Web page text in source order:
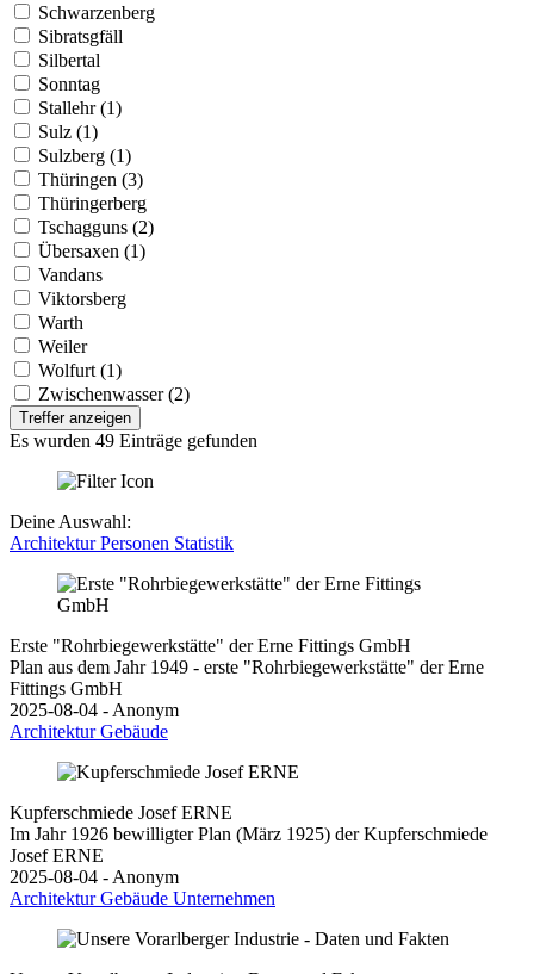
Schwarzenberg
Sibratsgfäll
Silbertal
Sonntag
Stallehr (1)
Sulz (1)
Sulzberg (1)
Thüringen (3)
Thüringerberg
Tschagguns (2)
Übersaxen (1)
Vandans
Viktorsberg
Warth
Weiler
Wolfurt (1)
Zwischenwasser (2)
Treffer anzeigen
Es wurden 49 Einträge gefunden
Deine Auswahl:
ArchitekturPersonen Statistik
Erste "Rohrbiegewerkstätte" der Erne Fittings GmbH
Plan aus dem Jahr 1949 - erste "Rohrbiegewerkstätte" der Erne
Fittings GmbH
2025-08-04 - Anonym
ArchitekturGebäude
Kupferschmiede Josef ERNE
Im Jahr 1926 bewilligter Plan (März 1925) der Kupferschmiede
Josef ERNE
2025-08-04 - Anonym
ArchitekturGebäude Unternehmen